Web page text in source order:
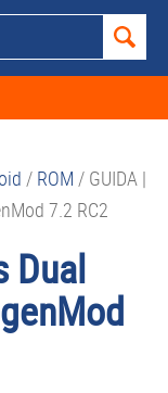
/ ROM / GUIDA |
7.2 RC2
Dual